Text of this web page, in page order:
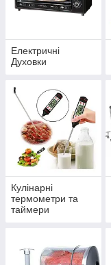
Електричні
Духовки
Кулінарні
термометри та
таймери